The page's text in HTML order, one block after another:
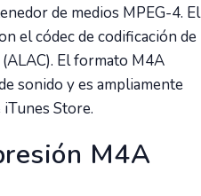
de medios MPEG-4. El
el códec de codificación de
El formato M4A
sonido y es ampliamente
Store.
M4A